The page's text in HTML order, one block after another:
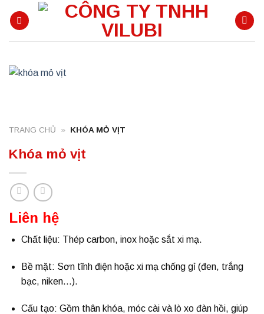
TRANG CHỦ » KHÓA MỎ VỊT
Khóa mỏ vịt
Liên hệ
Chất liệu: Thép carbon, inox hoặc sắt xi mạ.
Bề mặt: Sơn tĩnh điện hoặc xi mạ chống gỉ (đen, trắng
bạc, niken…).
Cấu tạo: Gồm thân khóa, móc cài và lò xo đàn hồi, giúp